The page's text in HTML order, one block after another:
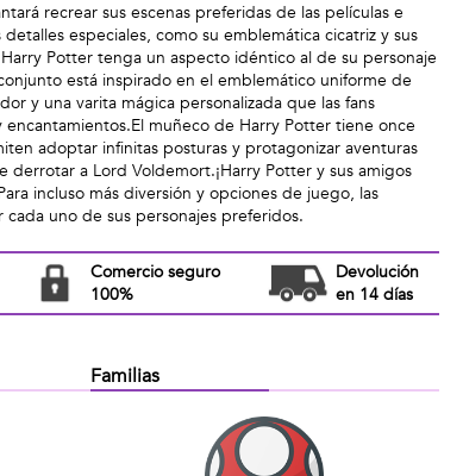
recrear sus escenas preferidas de las películas e
especiales, como su emblemática cicatriz y sus
Potter tenga un aspecto idéntico al de su personaje
está inspirado en el emblemático uniforme de
y una varita mágica personalizada que las fans
muñeco de Harry Potter tiene once
adoptar infinitas posturas y protagonizar aventuras
derrotar a Lord Voldemort.¡Harry Potter y sus amigos
incluso más diversión y opciones de juego, las
uno de sus personajes preferidos.
Comercio seguro
100%
Devolución
en 14 días
Familias